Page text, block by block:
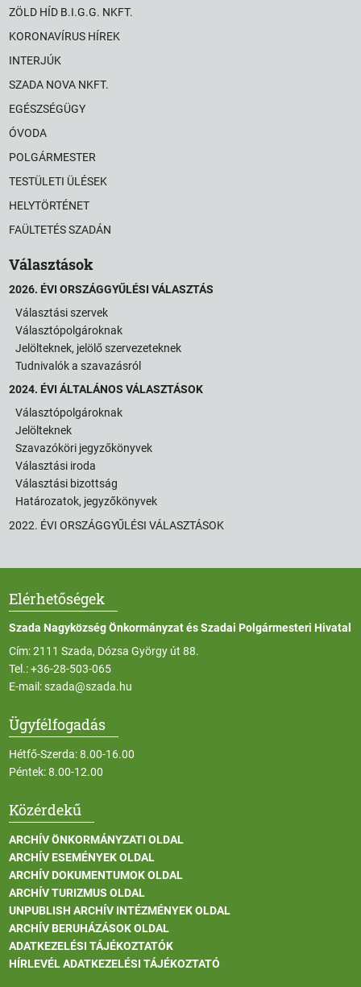
ZÖLD HÍD B.I.G.G. NKFT.
KORONAVÍRUS HÍREK
INTERJÚK
SZADA NOVA NKFT.
EGÉSZSÉGÜGY
ÓVODA
POLGÁRMESTER
TESTÜLETI ÜLÉSEK
HELYTÖRTÉNET
FAÜLTETÉS SZADÁN
Választások
2026. ÉVI ORSZÁGGYŰLÉSI VÁLASZTÁS
Választási szervek
Választópolgároknak
Jelölteknek, jelölő szervezeteknek
Tudnivalók a szavazásról
2024. ÉVI ÁLTALÁNOS VÁLASZTÁSOK
Választópolgároknak
Jelölteknek
Szavazóköri jegyzőkönyvek
Választási iroda
Választási bizottság
Határozatok, jegyzőkönyvek
2022. ÉVI ORSZÁGGYŰLÉSI VÁLASZTÁSOK
Elérhetőségek
Szada Nagyközség Önkormányzat és Szadai Polgármesteri Hivatal
Cím: 2111 Szada, Dózsa György út 88.
Tel.:+36-28-503-065
E-mail:szada@szada.hu
Ügyfélfogadás
Hétfő-Szerda: 8.00-16.00
Péntek: 8.00-12.00
Közérdekű
ARCHÍV ÖNKORMÁNYZATI OLDAL
ARCHÍV ESEMÉNYEK OLDAL
ARCHÍV DOKUMENTUMOK OLDAL
ARCHÍV TURIZMUS OLDAL
UNPUBLISH ARCHÍV INTÉZMÉNYEK OLDAL
ARCHÍV BERUHÁZÁSOK OLDAL
ADATKEZELÉSI TÁJÉKOZTATÓK
HÍRLEVÉL ADATKEZELÉSI TÁJÉKOZTATÓ